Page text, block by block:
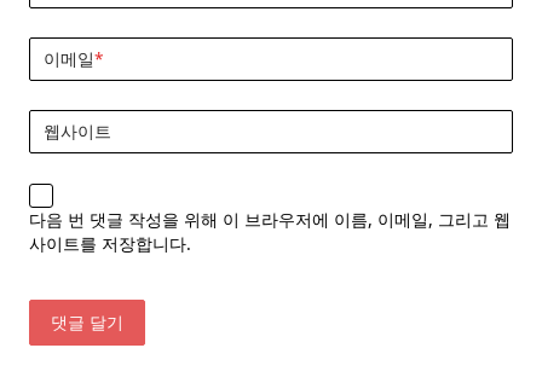
이메일*
웹사이트
다음 번 댓글 작성을 위해 이 브라우저에 이름, 이메일, 그리고 웹
사이트를 저장합니다.